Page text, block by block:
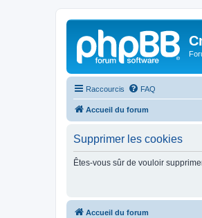
Raccourcis FAQ
Accueil du forum
Supprimer les cookies
Êtes-vous sûr de vouloir
Accueil du forum